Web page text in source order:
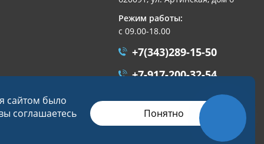
Режим работы:
с 09.00-18.00
+7(343)289-15-50
+7-917-200-32-54
Разработка сайта
Студия «СТРОИМ САЙТ»
сайтом было
соглашаетесь
Понятно